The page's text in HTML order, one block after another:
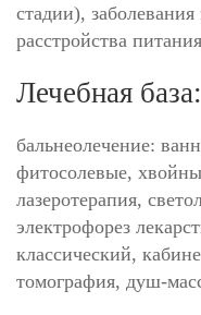
стадии),
расстройства
Лечебная база:
бальнеолечение:
фитосолевые,
лазеротерапия,
электрофорез
классический,
томография, душ-